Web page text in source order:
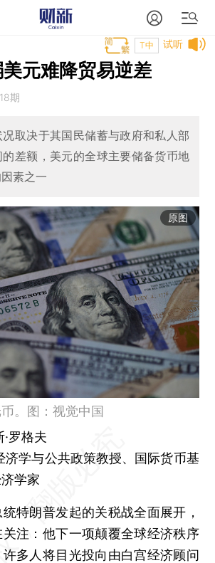
试听
T中
元难降贸易逆差
期
取决于其国民储蓄与政府和私人部
差额，美元的全球主要储备货币地
素之一
原图
。图：视觉中国
格夫
与公共政策教授、国际货币基
学家
朗普发起的关税战全面展开，
注：他下一项颠覆全球经济秩序
多人将目光投向由白宫经济顾问